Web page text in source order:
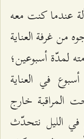
عندما كنت معه
من غرفة العناية
لمدّة أسبوعين؛
في العناية
المراقبة خارج
في الليل نتحدّث